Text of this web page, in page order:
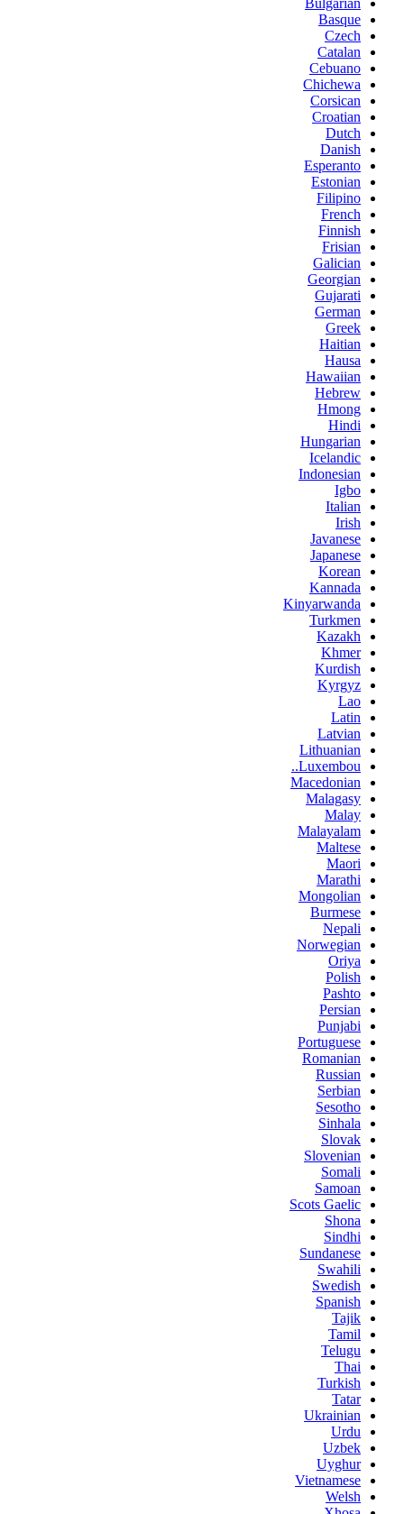
Basque
Czech
Catalan
Cebuano
Chichewa
Corsican
Croatian
Dutch
Danish
Esperanto
Estonian
Filipino
French
Finnish
Frisian
Galician
Georgian
Gujarati
German
Greek
Haitian
Hausa
Hawaiian
Hebrew
Hmong
Hindi
Hungarian
Icelandic
Indonesian
Igbo
Italian
Irish
Javanese
Japanese
Korean
Kannada
Kinyarwanda
Turkmen
Kazakh
Khmer
Kurdish
Kyrgyz
Lao
Latin
Latvian
Lithuanian
Luxembou..
Macedonian
Malagasy
Malay
Malayalam
Maltese
Maori
Marathi
Mongolian
Burmese
Nepali
Norwegian
Oriya
Polish
Pashto
Persian
Punjabi
Portuguese
Romanian
Russian
Serbian
Sesotho
Sinhala
Slovak
Slovenian
Somali
Samoan
Scots Gaelic
Shona
Sindhi
Sundanese
Swahili
Swedish
Spanish
Tajik
Tamil
Telugu
Thai
Turkish
Tatar
Ukrainian
Urdu
Uzbek
Uyghur
Vietnamese
Welsh